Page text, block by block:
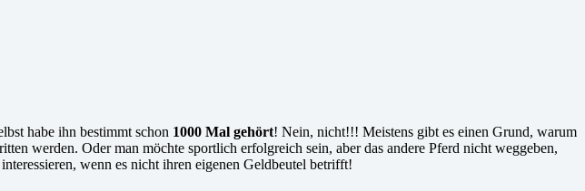
habe ihn bestimmt schon 1000 Mal gehört! Nein, nicht!!! Meistens gibt es einen Grund, warum
werden. Oder man möchte sportlich erfolgreich sein, aber das andere Pferd nicht weggeben,
wenn es nicht ihren eigenen Geldbeutel betrifft!